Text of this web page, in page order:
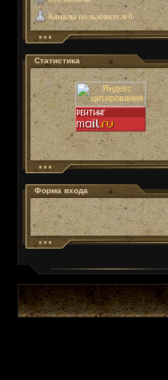
Каналы пользователей
Статистика
Форма входа